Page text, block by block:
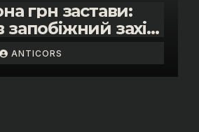
грн застави:
запобіжний захід
нардепки Анни
справі про
підкуп»
ANTICORS